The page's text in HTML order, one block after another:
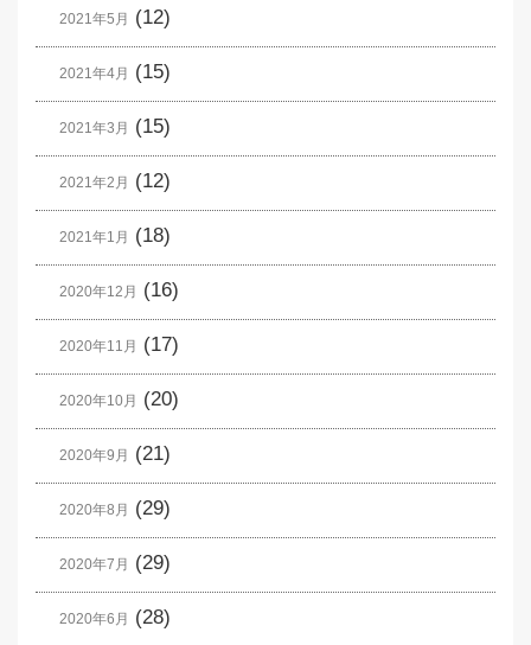
2021年5月 (12)
2021年4月 (15)
2021年3月 (15)
2021年2月 (12)
2021年1月 (18)
2020年12月 (16)
2020年11月 (17)
2020年10月 (20)
2020年9月 (21)
2020年8月 (29)
2020年7月 (29)
2020年6月 (28)